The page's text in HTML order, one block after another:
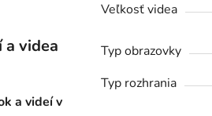
videa
a videí v
Veľkosť videa
Typ obrazovky
Typ rozhrania